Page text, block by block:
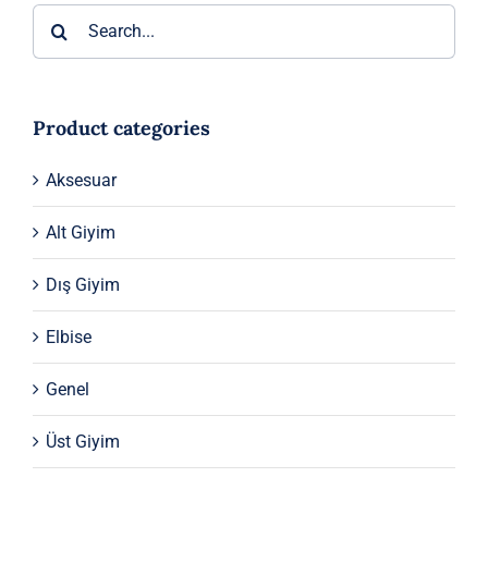
18.850 ₺.
fiyat:
Product categories
Aksesuar
Alt Giyim
Dış Giyim
Elbise
Genel
Üst Giyim